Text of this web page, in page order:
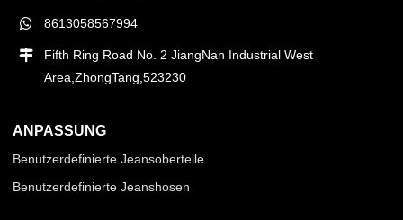
8613058567994
Fifth Ring Road No. 2 JiangNan Industrial West
Area,ZhongTang,523230
ANPASSUNG
Benutzerdefinierte Jeansoberteile
Benutzerdefinierte Jeanshosen